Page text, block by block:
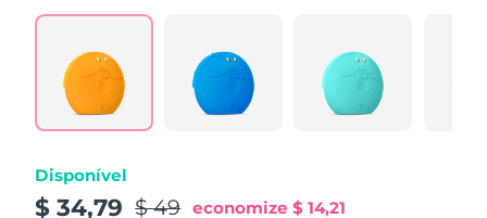
Disponível
$ 34,79 $ 49 economize$ 14,21